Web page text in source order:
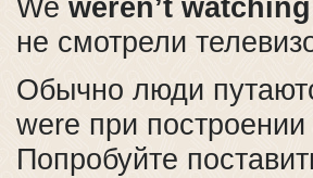
We weren’t watching
не смотрели
Обычно люди
were при
Попробуйте